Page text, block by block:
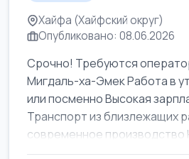
Хайфа (Хайфский округ)
Опубликовано: 08.06.2026
Срочно! Требуются
Мигдаль-ха-Эмек Работа в
или посменно Высокая
Транспорт из близлежащих
современное производство